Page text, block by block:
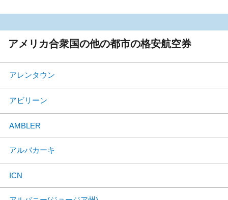
アメリカ合衆国の他の都市の格安航空券
アレンタウン
アビリーン
AMBLER
アルバカーキ
ICN